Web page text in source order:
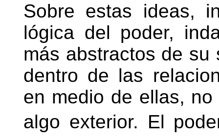
Sobre estas ideas,
lógica del poder,
más abstractos de su
dentro de las
en medio de ellas,
algo exterior. El